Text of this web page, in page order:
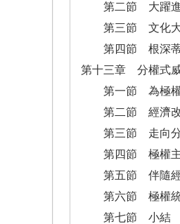
第二節 大躍進
第三節 文化大
第四節 根深蒂
第十三章 分權式
第一節 為極權
第二節 經濟改
第三節 走向分
第四節 極權主
第五節 伴隨經
第六節 極權統
第七節 小結